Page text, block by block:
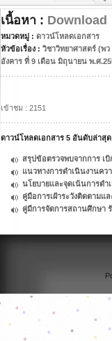
เนื้อหา : Download
หมวดหมู่ : ดาวน์โหลดเอกสาร
หัวข้อเรื่อง : วิชาวิทยาศาสตร์ (พ
อังคาร ที่ 9 เดือน มิถุนายน พ.ศ
เข้าชม : 2151
ดาวน์โหลดเอกสาร 5 อันดับล่าสุด
สรุปข้อตรวจพบจากการ เ
แนวทางการดำเนินงานคว
นโยบายและจุดเน้นการดำ
คู่มือการเฝ้าระวังติดตามแ
คู่มืการจัดการสถานศึกษา